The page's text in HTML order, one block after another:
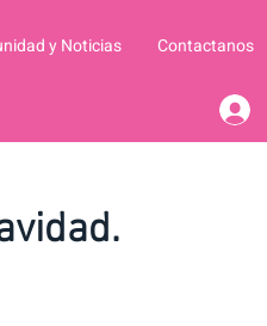
y Noticias Contactanos